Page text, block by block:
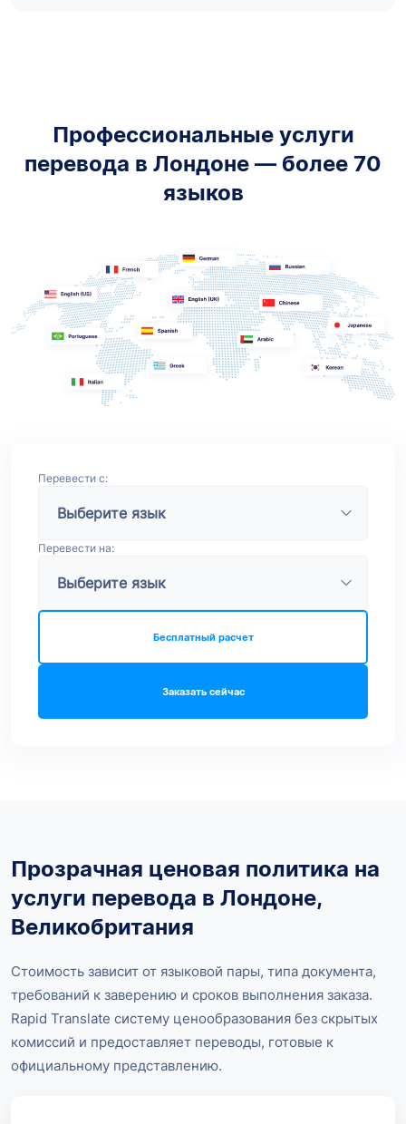
Профессиональные услуги
перевода в Лондоне — более 70
языков
Перевести с:
Перевести на:
Заказать сейчас
Бесплатный расчет
Прозрачная ценовая политика на
услуги перевода в Лондоне,
Великобритания
Стоимость зависит от языковой пары, типа документа,
требований к заверению и сроков выполнения заказа.
Rapid Translate систему ценообразования без скрытых
комиссий и предоставляет переводы, готовые к
официальному представлению.